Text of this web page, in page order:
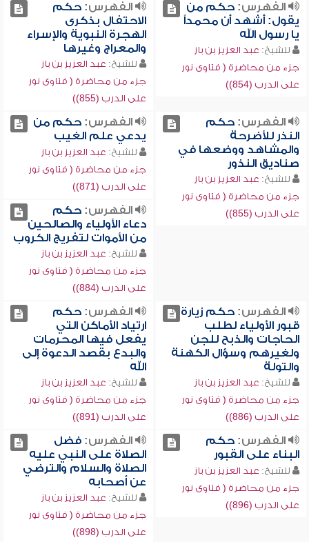
الفهرس:حكم من
يقول: أشهد أن محمداً
يا رسول الله
للشيخ: عبد العزيز بن باز
جزء من محاضرة ( فتاوى نور
على الدرب (854))
الفهرس:حكم
الاحتفال بذكرى
الهجرة النبوية والإسراء
والمعراج وغيرها
للشيخ: عبد العزيز بن باز
جزء من محاضرة ( فتاوى نور
على الدرب (855))
الفهرس:حكم
النذر للأضرحة
والمشاهد ووضعها في
صناديق النذور
للشيخ: عبد العزيز بن باز
جزء من محاضرة ( فتاوى نور
على الدرب (855))
الفهرس:حكم من
يدعي علم الغيب
للشيخ: عبد العزيز بن باز
جزء من محاضرة ( فتاوى نور
على الدرب (871))
الفهرس:حكم
دعاء الأولياء والصالحين
من الأموات لتفريج الكروب
للشيخ: عبد العزيز بن باز
جزء من محاضرة ( فتاوى نور
على الدرب (884))
الفهرس:حكم زيارة
قبور الأولياء لطلب
الحاجات والذبح للجن
ولغيرهم وسؤال الكهنة
والتولة
للشيخ: عبد العزيز بن باز
جزء من محاضرة ( فتاوى نور
على الدرب (886))
الفهرس:حكم
ارتياد الأماكن التي
يفعل فيها المحرمات
والبدع بقصد الدعوة إلى
الله
للشيخ: عبد العزيز بن باز
جزء من محاضرة ( فتاوى نور
على الدرب (891))
الفهرس:حكم
البناء على القبور
للشيخ: عبد العزيز بن باز
جزء من محاضرة ( فتاوى نور
على الدرب (896))
الفهرس:فضل
الصلاة على النبي عليه
الصلاة والسلام والترضي
عن أصحابه
للشيخ: عبد العزيز بن باز
جزء من محاضرة ( فتاوى نور
على الدرب (898))